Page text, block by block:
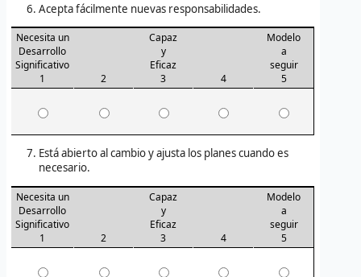
Acepta fácilmente nuevas responsabilidades.
Necesita un
Desarrollo
Significativo
1
2
Capaz
y
Eficaz
3
4
Modelo
a
seguir
5
Está abierto al cambio y ajusta los planes cuando es
necesario.
Necesita un
Desarrollo
Significativo
1
2
Capaz
y
Eficaz
3
4
Modelo
a
seguir
5